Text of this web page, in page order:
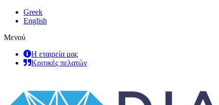
Greek
English
Μενού
Η εταιρεία μας
Κριτικές πελατών